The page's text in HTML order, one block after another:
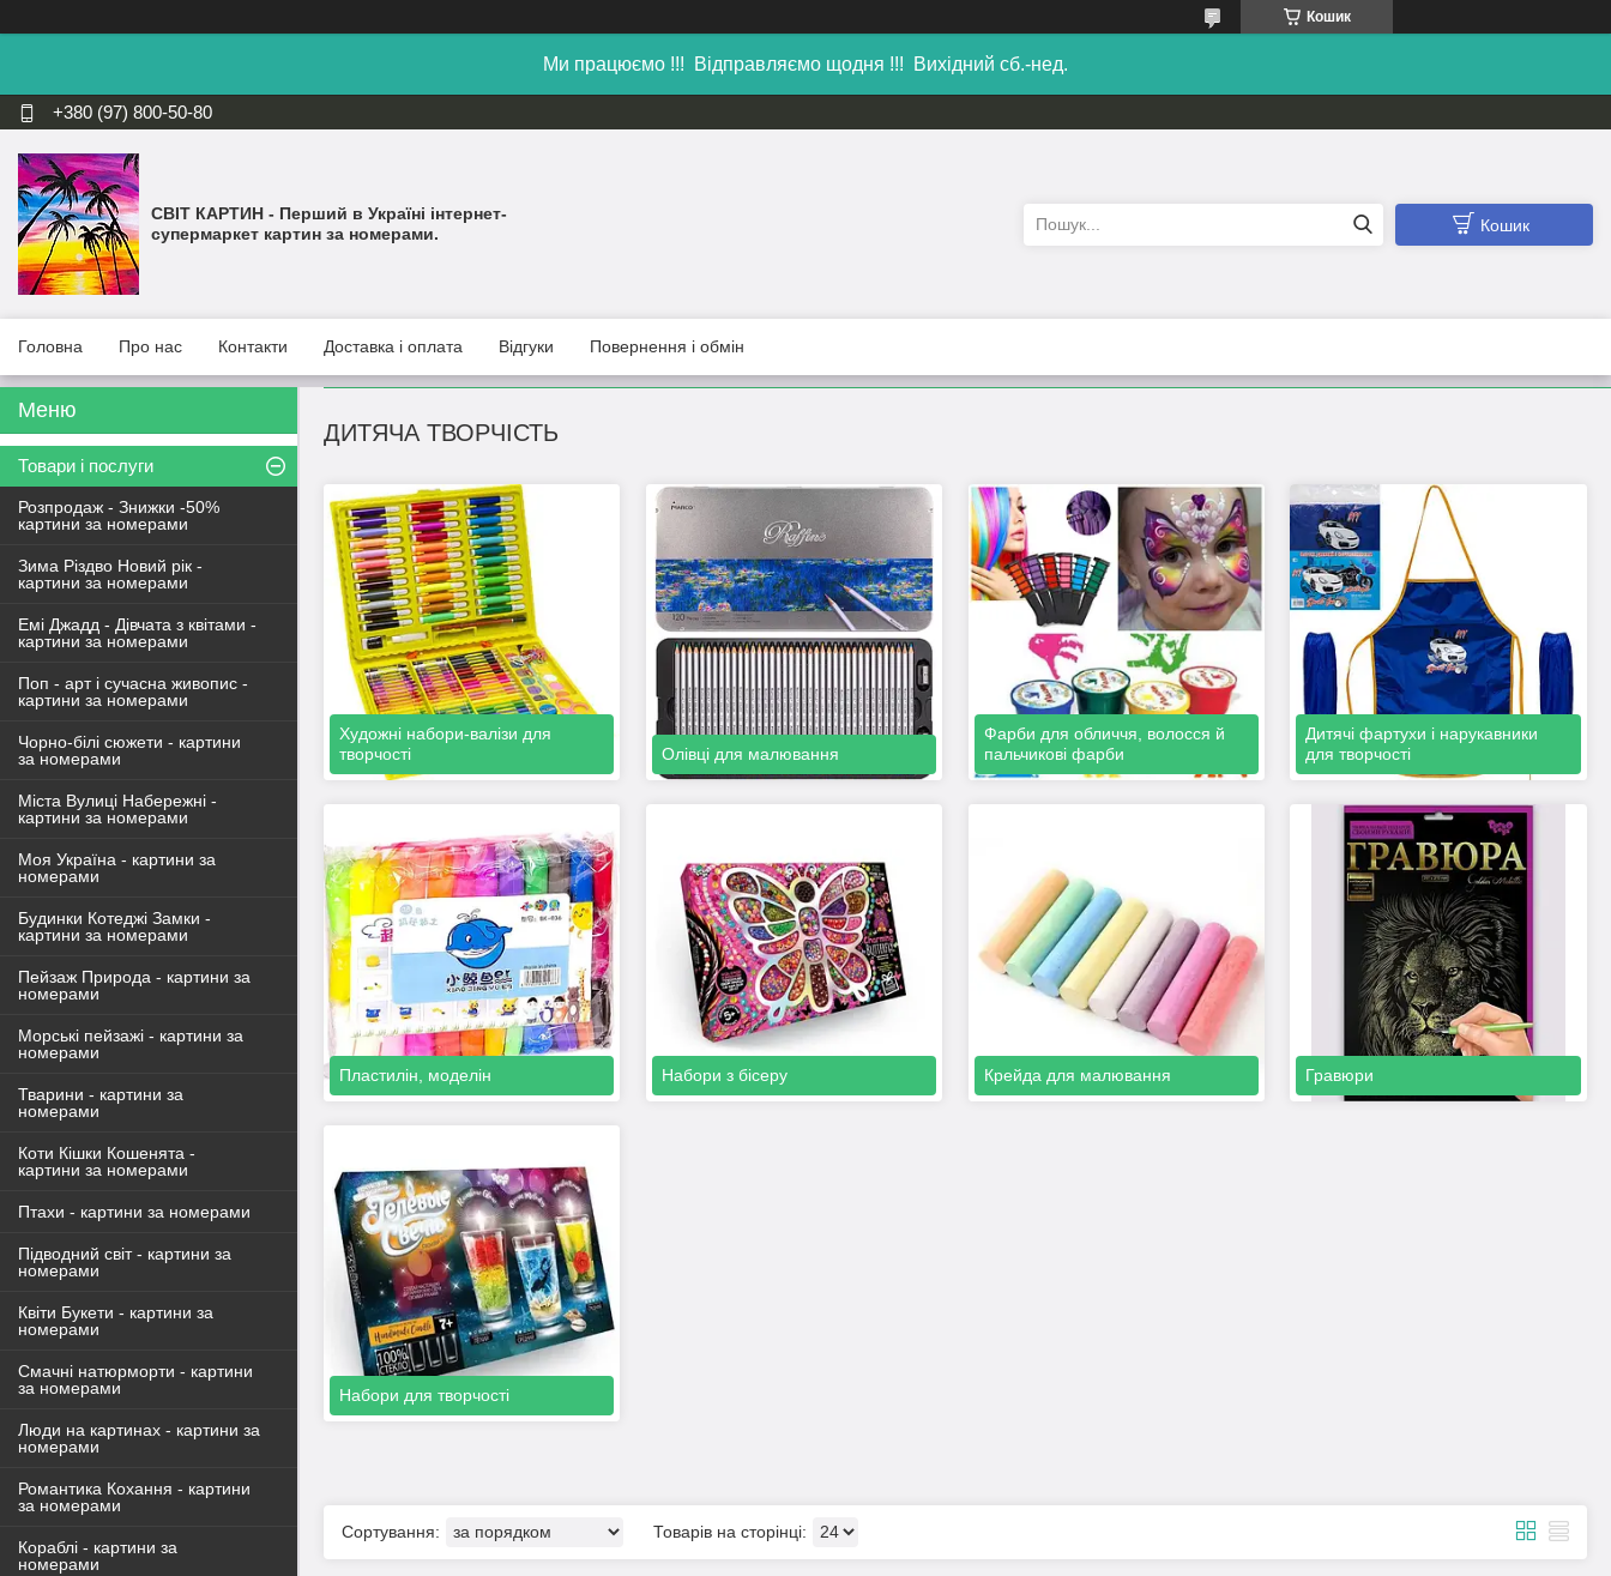
Кошик
Ми працюємо !!! Відправляємо щодня !!! Вихідний сб.-нед.
+380 (97) 800-50-80
СВІТ КАРТИН - Перший в Україні інтернет-
супермаркет картин за номерами.
Кошик
Головна Про нас Контакти Доставка і оплата Відгуки Повернення і обмін
ДИТЯЧА ТВОРЧІСТЬ
Художні набори-валізи для
творчості
Олівці для малювання
Фарби для обличчя, волосся й
пальчикові фарби
Дитячі фартухи і нарукавники
для творчості
Пластилін, моделін Набори з бісеру Крейда для малювання Гравюри
Набори для творчості
Товари і послуги
Розпродаж - Знижки -50%
картини за номерами
Зима Різдво Новий рік -
картини за номерами
Емі Джадд - Дівчата з квітами -
картини за номерами
Поп - арт і сучасна живопис -
картини за номерами
Чорно-білі сюжети - картини
за номерами
Міста Вулиці Набережні -
картини за номерами
Моя Україна - картини за
номерами
Будинки Котеджі Замки -
картини за номерами
Пейзаж Природа - картини за
номерами
Морські пейзажі - картини за
номерами
Тварини - картини за
номерами
Коти Кішки Кошенята -
картини за номерами
Птахи - картини за номерами
Підводний світ - картини за
номерами
Квіти Букети - картини за
номерами
Смачні натюрморти - картини
за номерами
Люди на картинах - картини за
номерами
Романтика Кохання - картини
за номерами
Кораблі - картини за
номерами